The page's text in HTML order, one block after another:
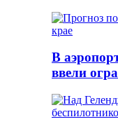
В
ввели